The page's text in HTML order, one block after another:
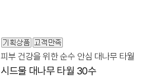
피부 건강을 위한 순수 안심 대나무 타월
시드물 대나무 타월 30수